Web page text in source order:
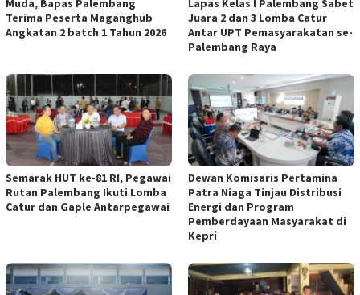
Terima Peserta Maganghub
Angkatan 2 batch 1 Tahun 2026
Juara 2 dan 3 Lomba Catur
Antar UPT Pemasyarakatan se-
Palembang Raya
Semarak HUT ke-81 RI, Pegawai
Rutan Palembang Ikuti Lomba
Catur dan Gaple Antarpegawai
Dewan Komisaris Pertamina
Patra Niaga Tinjau Distribusi
Energi dan Program
Pemberdayaan Masyarakat di
Kepri